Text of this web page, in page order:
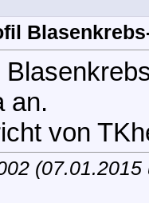
an.
von